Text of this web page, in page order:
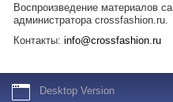
Воспроизведение материалов
администратора crossfashion.ru.
Контакты: info@crossfashion.ru
Desktop Version